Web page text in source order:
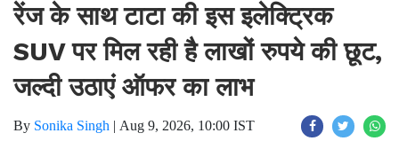
रेंज के साथ टाटा की इस इलेक्ट्रिक
SUV पर मिल रही है लाखों रुपये की छूट,
जल्दी उठाएं ऑफर का लाभ
By Sonika Singh | Aug 9, 2026, 10:00 IST